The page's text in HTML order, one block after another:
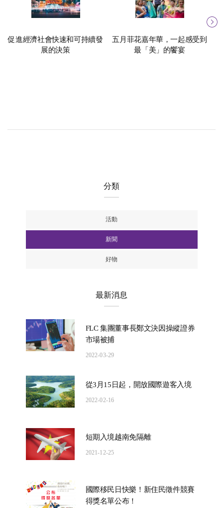
促進經濟社會快速和可持續發
展的決策
五月菲花嘉年華，一起感受到
最「美」的饗宴
分類
活動
新聞
好物
最新消息
FLC 集團董事長鄭文決因操縱證券
市場被捕
2022-03-29
從3月15日起，開放國際遊客入境
2022-02-16
短期入境越南免隔離
2021-12-25
國際移民日快樂！新住民徵件競賽
得獎名單公布！